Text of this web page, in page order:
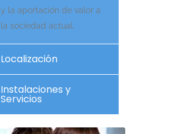
y la aportación de valor a
la sociedad actual.
Localización
Instalaciones y
Servicios